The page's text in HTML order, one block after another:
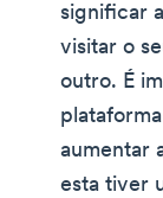
significar
visitar o
outro. É
aumentar
esta tiver